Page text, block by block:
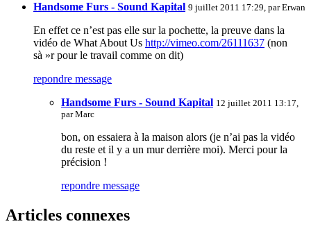
Handsome Furs - Sound Kapital 9 juillet 2011 17:29, parErwan
En effet ce n’est pas elle sur la pochette, la preuve dans la
vidéo de What About Us http://vimeo.com/26111637 (non
sà »r pour le travail comme on dit)
repondre message
Handsome Furs - Sound Kapital 12 juillet 2011 13:17,
parMarc
bon, on essaiera à la maison alors (je n’ai pas la vidéo
du reste et il y a un mur derrière moi). Merci pour la
précision !
repondre message
Articles connexes